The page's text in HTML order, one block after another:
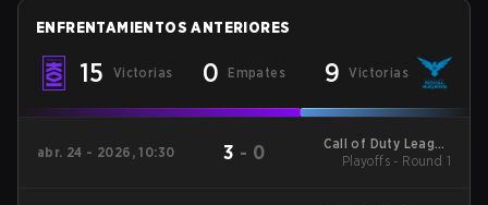
ENFRENTAMIENTOS ANTERIORES
15 Victorias 0 Empates 9 Victorias
abr. 24 - 2026, 10:30 3 - 0
Call of Duty League
Stage 3 Minor
Playoffs - Round 1